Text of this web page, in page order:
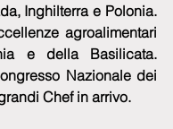
Inghilterra e Polonia.
agroalimentari
e della Basilicata.
Nazionale dei
Chef in arrivo.